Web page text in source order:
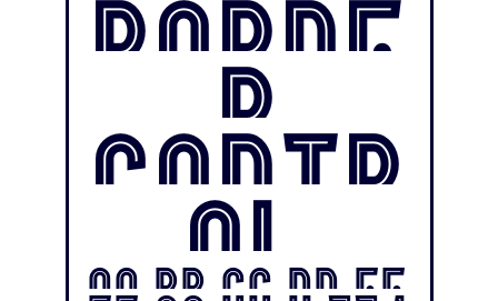
Borde
r
Contr
ol
Aa Bb Cc Dd Ee